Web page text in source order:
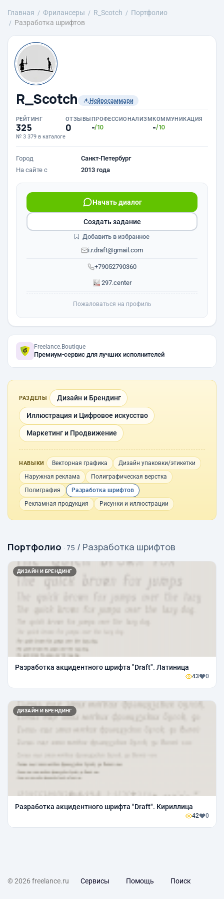
Главная Фрилансеры R_Scotch
Портфолио
Разработка шрифтов
R_Scotch Нейросаммари
РЕЙТИНГ
325
№ 3 379 в каталоге
ОТЗЫВЫ
0
ПРОФЕССИОНАЛИЗМ
-/10
КОММУНИКАЦИЯ
-/10
Город
Санкт-Петербург
На сайте с
2013 года
+79052790360
Начать диалог
i.r.draft@gmail.com
297.center
Создать задание
Добавить в избранное
Пожаловаться на профиль
Freelance.Boutique
Премиум-сервис для лучших исполнителей
РАЗДЕЛЫ Дизайн и Брендинг
Иллюстрация и Цифровое искусство
Маркетинг и Продвижение
НАВЫКИ Векторная графика
Дизайн упаковки/этикетки
Наружная реклама
Полиграфическая верстка
Полиграфия
Разработка шрифтов
Рекламная продукция
Рисунки и иллюстрации
Портфолио · 75 / Разработка шрифтов
ДИЗАЙН И БРЕНДИНГ
Разработка акцидентного шрифта "Draft". Латиница
43 0
ДИЗАЙН И БРЕНДИНГ
Разработка акцидентного шрифта "Draft". Кириллица
42 0
© 2026 freelance.ru Сервисы Помощь Поиск